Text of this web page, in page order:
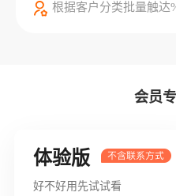
根据客户分类批量触达
会员
体验版
好不好用先试试看